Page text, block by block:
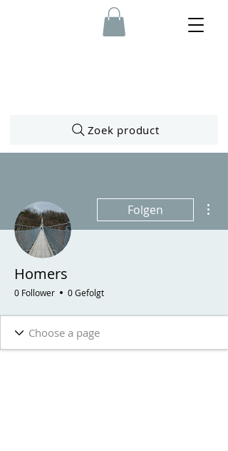
Zoek product
Folgen
Homers
0 Follower 0 Gefolgt